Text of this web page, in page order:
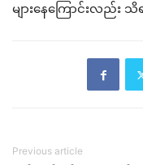
များနေကြောင်းလည်း
Previous article